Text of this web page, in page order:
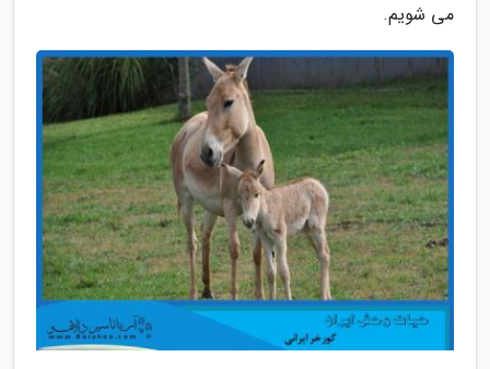
می شویم.